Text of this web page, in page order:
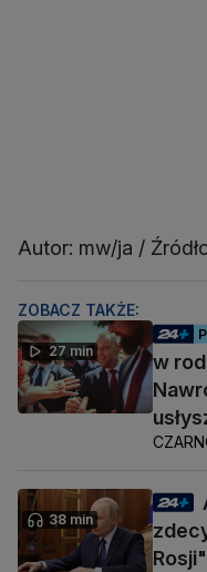
Autor: mw/ja /
ZOBACZ TAKŻE:
27 min
w
38 min
Rosji"